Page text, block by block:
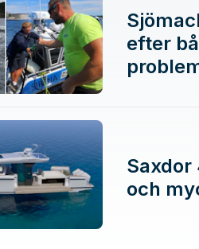
efter
Saxdor
och